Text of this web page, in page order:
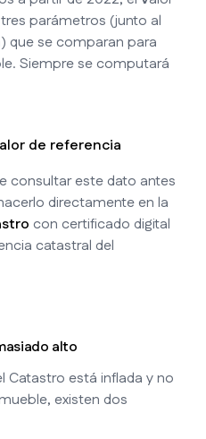
parámetros (junto al
que se comparan para
Siempre se computará
de referencia
consultar este dato antes
directamente en la
con certificado digital
catastral del
alto
Catastro está inflada y no
existen dos